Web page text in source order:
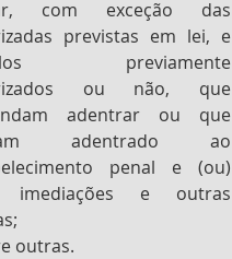
com exceção das
previstas em lei, e
previamente
ou não, que
adentrar ou que
adentrado ao
penal e (ou)
imediações e outras
outras.